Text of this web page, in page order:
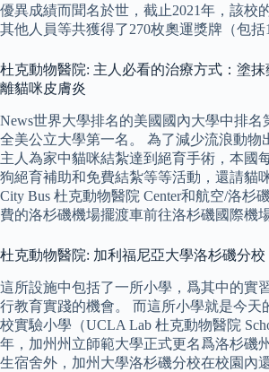
優異成績而聞名於世，截止2021年，該校
其他人員等共獲得了270枚奧運獎牌（包括
杜克動物醫院: 主人必看的治療方式：塗
離貓咪皮膚炎
News世界大學排名的美國國內大學中排名
全美公立大學第一名。 為了減少流浪動物
主人為家中貓咪結紮達到絕育手術，本國
狗絕育補助和免費結紮等等活動，還請貓
City Bus 杜克動物醫院 Center和航空/洛杉
費的洛杉磯機場擺渡車前往洛杉磯國際機
杜克動物醫院: 加利福尼亞大學洛杉磯分校
這所設施中包括了一所小學，爲其中的實
行教育實踐的機會。 而這所小學就是今天
校實驗小學（UCLA Lab 杜克動物醫院
年，加州州立師範大學正式更名爲洛杉磯
生宿舍外，加州大學洛杉磯分校在校園內